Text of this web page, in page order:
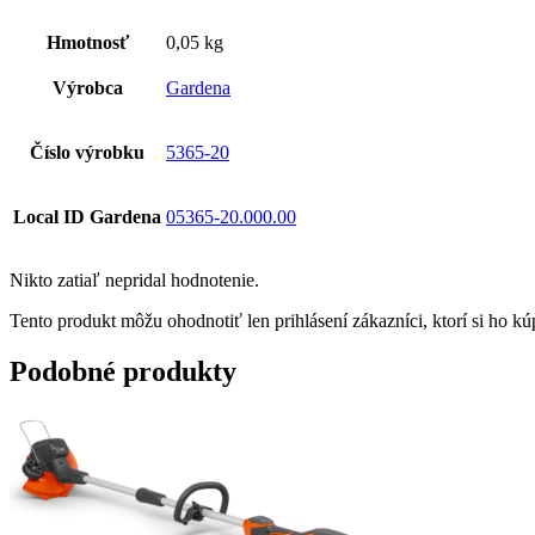
Hmotnosť 0,05 kg
Výrobca Gardena
Číslo výrobku 5365-20
Local ID Gardena 05365-20.000.00
Nikto zatiaľ nepridal hodnotenie.
Tento produkt môžu ohodnotiť len prihlásení zákazníci, ktorí si ho
Podobné produkty